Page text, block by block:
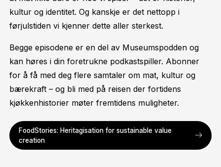
kultur og identitet. Og kanskje er det nettopp i
førjulstiden vi kjenner dette aller sterkest.
Begge episodene er en del av Museumspodden og
kan høres i din foretrukne podkastspiller. Abonner
for å få med deg flere samtaler om mat, kultur og
bærekraft – og bli med på reisen der fortidens
kjøkkenhistorier møter fremtidens muligheter.
FoodStories: Heritagisation for sustainable value
creation